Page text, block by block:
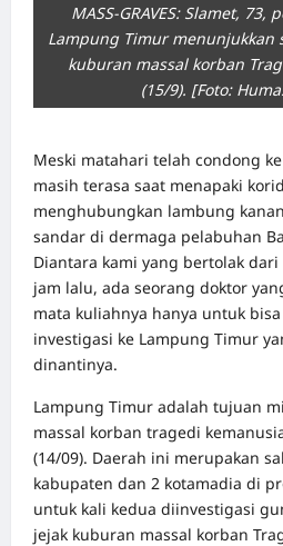
MASS-GRAVES: Slamet, 73,
Lampung Timur menunjukkan
kuburan massal korban
(15/9). [Foto:
Meski matahari telah condong
masih terasa saat menapaki
menghubungkan lambung
sandar di dermaga pelabuhan
Diantara kami yang bertolak
jam lalu, ada seorang doktor
mata kuliahnya hanya untuk
investigasi ke Lampung Timur
dinantinya.
Lampung Timur adalah tujuan
massal korban tragedi
(14/09). Daerah ini merupakan
kabupaten dan 2 kotamadia di
untuk kali kedua diinvestigasi
jejak kuburan massal korban